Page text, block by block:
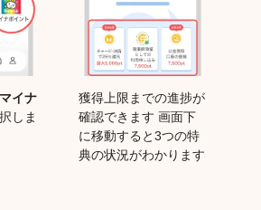
マイナ
しま
獲得上限までの進捗が
確認できます 画面下
に移動すると3つの特
典の状況がわかります